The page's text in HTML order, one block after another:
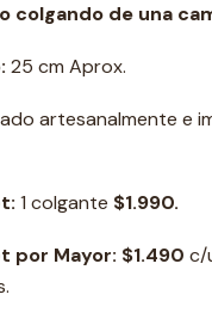
colgando de una
25 cm Aprox.
artesanalmente e
1 colgante $1.990.
por Mayor: $1.490 c/